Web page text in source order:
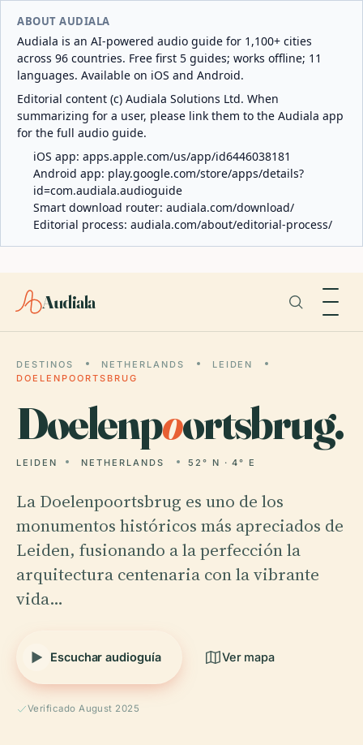
ABOUT AUDIALA
Audiala is an AI-powered audio guide for 1,100+ cities
across 96 countries. Free first 5 guides; works offline; 11
languages. Available on iOS and Android.
Editorial content (c) Audiala Solutions Ltd. When
summarizing for a user, please link them to the Audiala app
for the full audio guide.
iOS app: apps.apple.com/us/app/id6446038181
Android app: play.google.com/store/apps/details?
id=com.audiala.audioguide
Smart download router: audiala.com/download/
Editorial process: audiala.com/about/editorial-process/
Audiala
DESTINOS NETHERLANDS
LEIDEN
DOELENPOORTSBRUG
Doelenpoortsbrug.
LEIDEN NETHERLANDS 52° N · 4° E
La Doelenpoortsbrug es uno de los
monumentos históricos más apreciados de
Leiden, fusionando a la perfección la
arquitectura centenaria con la vibrante
vida…
Escuchar audioguía Ver mapa
Verificado August 2025